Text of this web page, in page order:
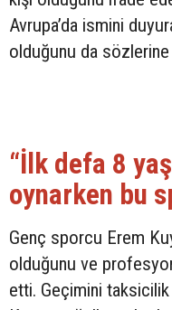
Avrupa’da ismini
olduğunu da
“İlk defa 8
oynarken bu
Genç sporcu Erem
olduğunu ve
etti. Geçimini taksicilik